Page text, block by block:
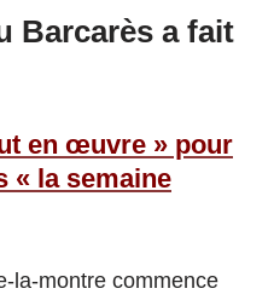
Barcarès a fait
en œuvre » pour
« la semaine
la-montre commence